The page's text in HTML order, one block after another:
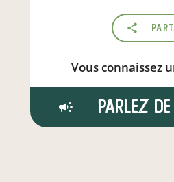
Vous connaissez
Parlez